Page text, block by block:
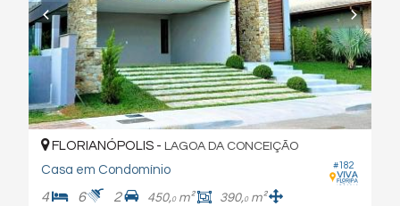
#182
FLORIANÓPOLIS - LAGOA DA CONCEIÇÃO
Casa em Condomínio
4 6 2 450,0m² 390,0m²